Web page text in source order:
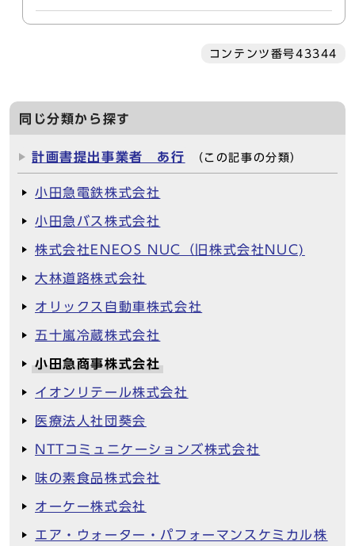
コンテンツ番号43344
同じ分類から探す
計画書提出事業者 あ行 （この記事の分類）
小田急電鉄株式会社
小田急バス株式会社
株式会社ENEOS NUC（旧株式会社NUC)
大林道路株式会社
オリックス自動車株式会社
五十嵐冷蔵株式会社
小田急商事株式会社
イオンリテール株式会社
医療法人社団葵会
NTTコミュニケーションズ株式会社
味の素食品株式会社
オーケー株式会社
エア・ウォーター・パフォーマンスケミカル株